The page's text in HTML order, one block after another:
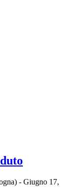
- Giugno 17,